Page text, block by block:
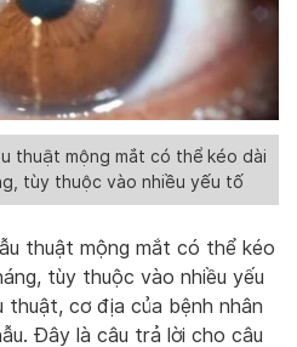
thuật mộng mắt có thể kéo dài
tùy thuộc vào nhiều yếu tố
thuật mộng mắt có thể kéo
tùy thuộc vào nhiều yếu
thuật, cơ địa của bệnh nhân
Đây là câu trả lời cho câu